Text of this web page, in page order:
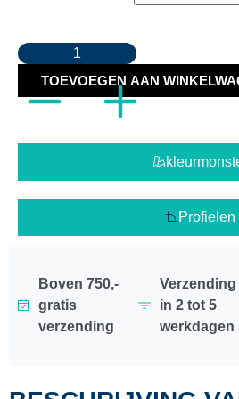
TOEVOEGEN AAN
Profielen
Boven 750,-
gratis
verzending
Verzending
in 2 tot 5
werkdagen